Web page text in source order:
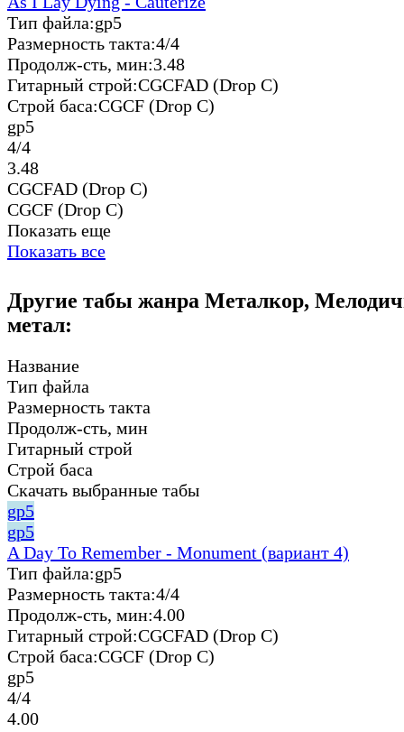
Тип файла:gp5
Размерность такта:4/4
Продолж-сть, мин:3.48
Гитарный строй:CGCFAD (Drop C)
Строй баса:CGCF (Drop C)
gp5
4/4
3.48
CGCFAD (Drop C)
CGCF (Drop C)
Показать еще
Показать все
Другие табы жанра Металкор,
метал:
Название
Тип файла
Размерность такта
Продолж-сть, мин
Гитарный строй
Строй баса
Скачать выбранные табы
gp5
gp5
A Day To Remember - Monument (вариант 4)
Тип файла:gp5
Размерность такта:4/4
Продолж-сть, мин:4.00
Гитарный строй:CGCFAD (Drop C)
Строй баса:CGCF (Drop C)
gp5
4/4
4.00